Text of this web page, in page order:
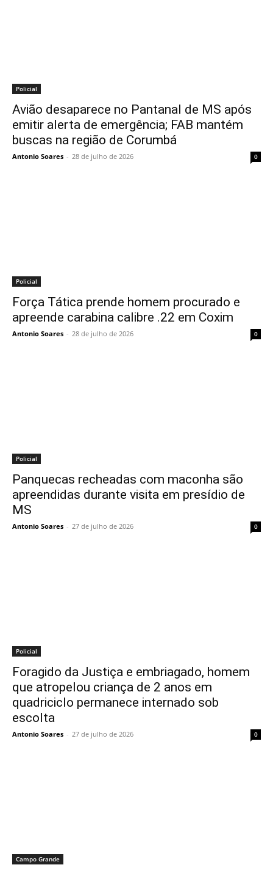
Policial
Avião desaparece no Pantanal de MS após
emitir alerta de emergência; FAB mantém
buscas na região de Corumbá
Antonio Soares - 28 de julho de 2026 0
Policial
Força Tática prende homem procurado e
apreende carabina calibre .22 em Coxim
Antonio Soares - 28 de julho de 2026 0
Policial
Panquecas recheadas com maconha são
apreendidas durante visita em presídio de
MS
Antonio Soares - 27 de julho de 2026 0
Policial
Foragido da Justiça e embriagado, homem
que atropelou criança de 2 anos em
quadriciclo permanece internado sob
escolta
Antonio Soares - 27 de julho de 2026 0
Campo Grande